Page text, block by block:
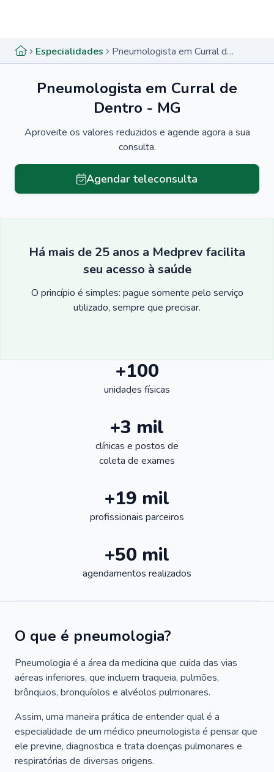
Especialidades Pneumologista em Curral de Dentro - MG
Pneumologista em Curral de
Dentro - MG
Aproveite os valores reduzidos e agende agora a sua
consulta.
Agendar teleconsulta
Há mais de 25 anos a Medprev facilita
seu acesso à saúde
O princípio é simples: pague somente pelo serviço
utilizado, sempre que precisar.
+100
unidades físicas
+3 mil
clínicas e postos de
coleta de exames
+19 mil
profissionais parceiros
+50 mil
agendamentos realizados
O que é pneumologia?
Pneumologia é a área da medicina que cuida das vias
aéreas inferiores, que incluem traqueia, pulmões,
brônquios, bronquíolos e alvéolos pulmonares.
Assim, uma maneira prática de entender qual é a
especialidade de um médico pneumologista é pensar que
ele previne, diagnostica e trata doenças pulmonares e
respiratórias de diversas origens.